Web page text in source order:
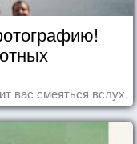
вас смеяться вслух.